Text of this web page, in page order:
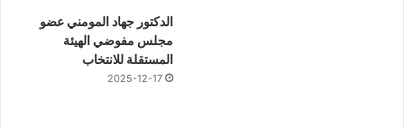
الدكتور جهاد المومني عضو
مجلس مفوضي الهيئة
المستقلة للانتخاب
2025-12-17